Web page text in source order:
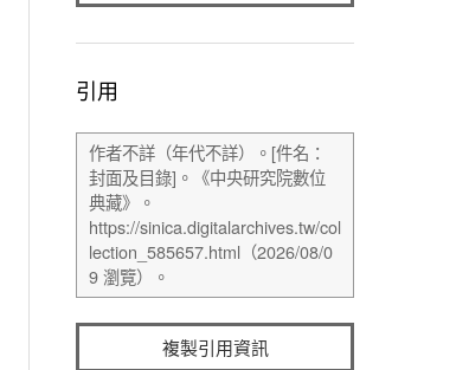
引用
複製引用資訊